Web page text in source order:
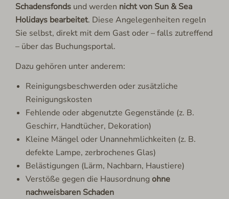
Schadensfonds und werden nicht von Sun & Sea
Holidays bearbeitet. Diese Angelegenheiten regeln
Sie selbst, direkt mit dem Gast oder – falls zutreffend
– über das Buchungsportal.
Dazu gehören unter anderem:
Reinigungsbeschwerden oder zusätzliche
Reinigungskosten
Fehlende oder abgenutzte Gegenstände (z. B.
Geschirr, Handtücher, Dekoration)
Kleine Mängel oder Unannehmlichkeiten (z. B.
defekte Lampe, zerbrochenes Glas)
Belästigungen (Lärm, Nachbarn, Haustiere)
Verstöße gegen die Hausordnungohne
nachweisbaren Schaden